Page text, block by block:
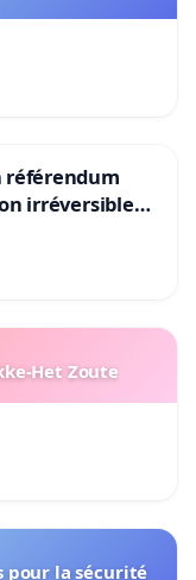
référendum
irréversible
Het Zoute
pour la sécurité